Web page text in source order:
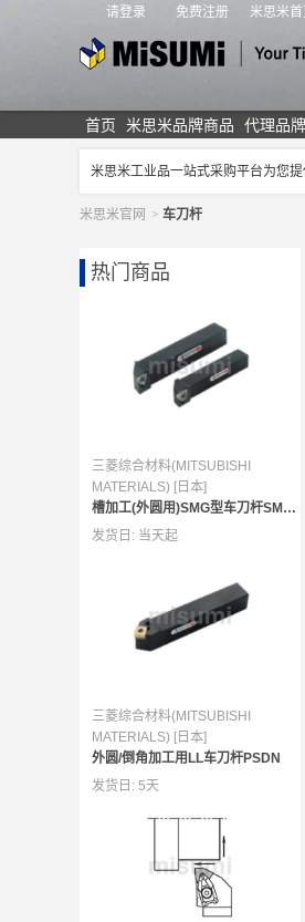
请登录 免费注册 米思米首
首页 米思米品牌商品 代理品
米思米工业品一站式采购平台为您
米思米官网 > 车刀杆
热门商品
三菱综合材料(MITSUBISHI
MATERIALS) [日本]
槽加工(外圆用)SMG型车刀杆SMGH
发货日: 当天起
三菱综合材料(MITSUBISHI
MATERIALS) [日本]
外圆/倒角加工用LL车刀杆PSDN
发货日: 5天